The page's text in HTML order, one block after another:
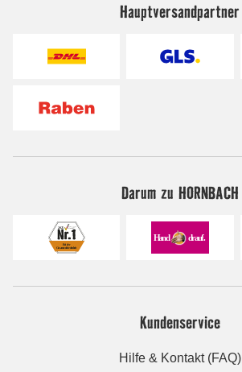
Hauptversandpartner
Darum zu HORNBACH
Kundenservice
Hilfe & Kontakt (FAQ)